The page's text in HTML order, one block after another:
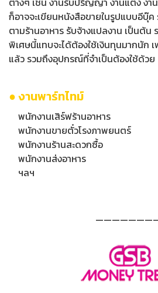
ก็อาจจะเขียนหนังสือขายในรูปแบบอีบุ๊ค
ตามร้านอาหาร รับจ้างแปลงาน เป็นต้น
พิเศษนี้แทบจะได้ต้องใช้เงินทุนมากนัก
แล้ว รวมถึงอุปกรณ์ที่จำเป็นต้องใช้ด้วย
● งานพาร์ทไทม์
พนักงานเสิร์ฟร้านอาหาร
พนักงานขายตั๋วโรงภาพยนตร์
พนักงานร้านสะดวกซื้อ
พนักงานส่งอาหาร
ฯลฯ